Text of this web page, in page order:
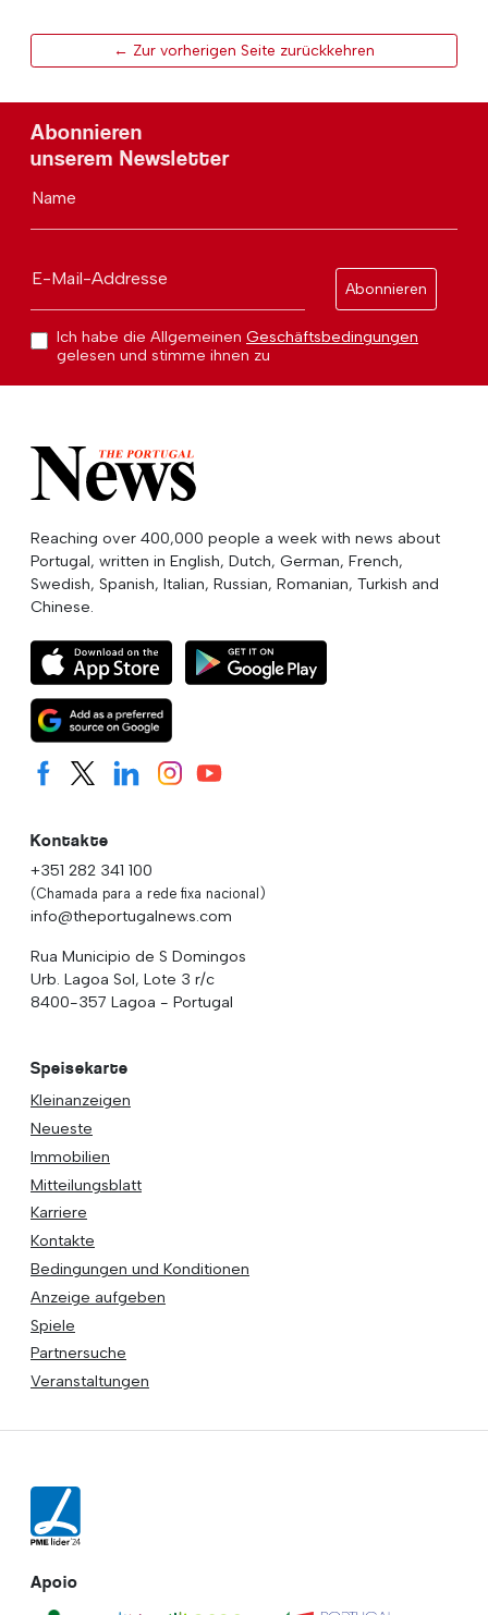
← Zur vorherigen Seite zurückkehren
Abonnieren
unserem Newsletter
Name
E-Mail-Addresse
Abonnieren
Ich habe die Allgemeinen Geschäftsbedingungen
gelesen und stimme ihnen zu
Reaching over 400,000 people a week with news about
Portugal, written in English, Dutch, German, French,
Swedish, Spanish, Italian, Russian, Romanian, Turkish and
Chinese.
Kontakte
+351 282 341 100
(Chamada para a rede fixa nacional)
info@theportugalnews.com
Rua Municipio de S Domingos
Urb. Lagoa Sol, Lote 3 r/c
8400-357 Lagoa - Portugal
Speisekarte
Kleinanzeigen
Neueste
Immobilien
Mitteilungsblatt
Karriere
Kontakte
Bedingungen und Konditionen
Anzeige aufgeben
Spiele
Partnersuche
Veranstaltungen
Apoio